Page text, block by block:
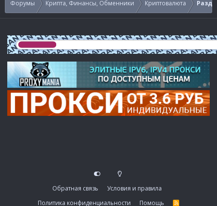
Форумы Крипта, Финансы, Обменники Криптовалюта
Обратная связь
Условия и правила
Политика конфиденциальности
Помощь
R